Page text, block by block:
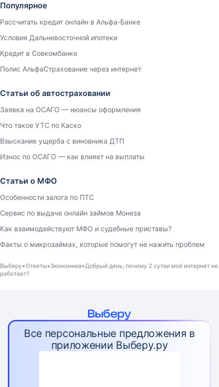
Популярное
Рассчитать кредит онлайн в Альфа-Банке
Условия Дальневосточной ипотеки
Кредит в Совкомбанке
Полис АльфаСтрахование через интернет
Статьи об автостраховании
Заявка на ОСАГО — нюансы оформления
Что такое УТС по Каско
Взыскание ущерба с виновника ДТП
Износ по ОСАГО — как влияет на выплаты
Статьи о МФО
Особенности залога по ПТС
Сервис по выдаче онлайн займов Монеза
Как взаимодействуют МФО и судебные приставы?
Факты о микрозаймах, которые помогут не нажить проблем
Выберу Ответы Экономика Добрый день, почему 2 сутки мой интернет не
работает?
Все персональные предложения в
приложении Выберу.ру